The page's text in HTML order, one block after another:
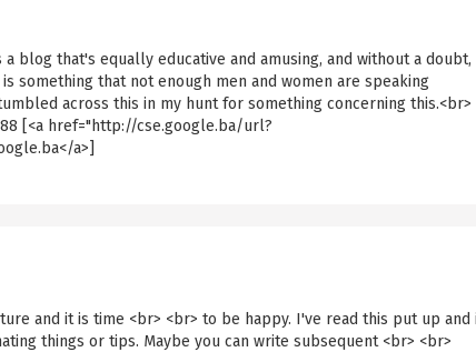
blog that's equally educative and amusing, and without a doubt,
something that not enough men and women are speaking
across this in my hunt for something concerning this.<br>
[<a href="http://cse.google.ba/url?
a>]
and it is time <br> <br> to be happy. I've read this put up and
things or tips. Maybe you can write subsequent <br> <br>